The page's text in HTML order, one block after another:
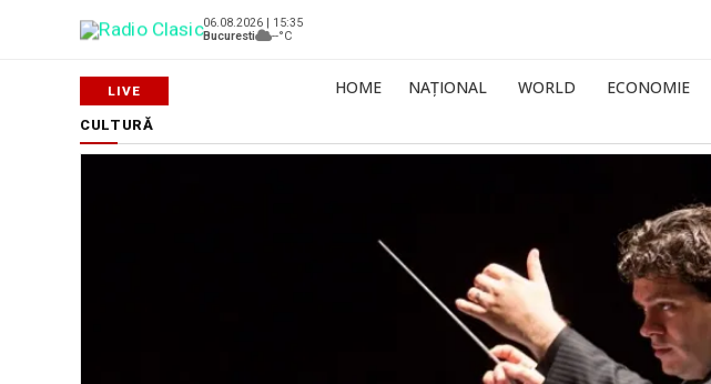
06.08.2026 | 15:35
Bucuresti
--°C
HOME NAȚIONAL WORLD ECONOMIE
CULTURĂ